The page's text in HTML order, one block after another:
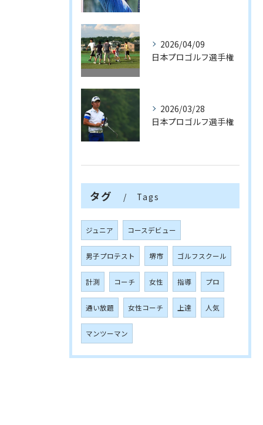
2026/04/09
日本プロゴルフ選手権
2026/03/28
日本プロゴルフ選手権
タグ Tags
ジュニア コースデビュー
男子プロテスト 堺市 ゴルフスクール
計測 コーチ 女性 指導 プロ
通い放題 女性コーチ 上達 人気
マンツーマン